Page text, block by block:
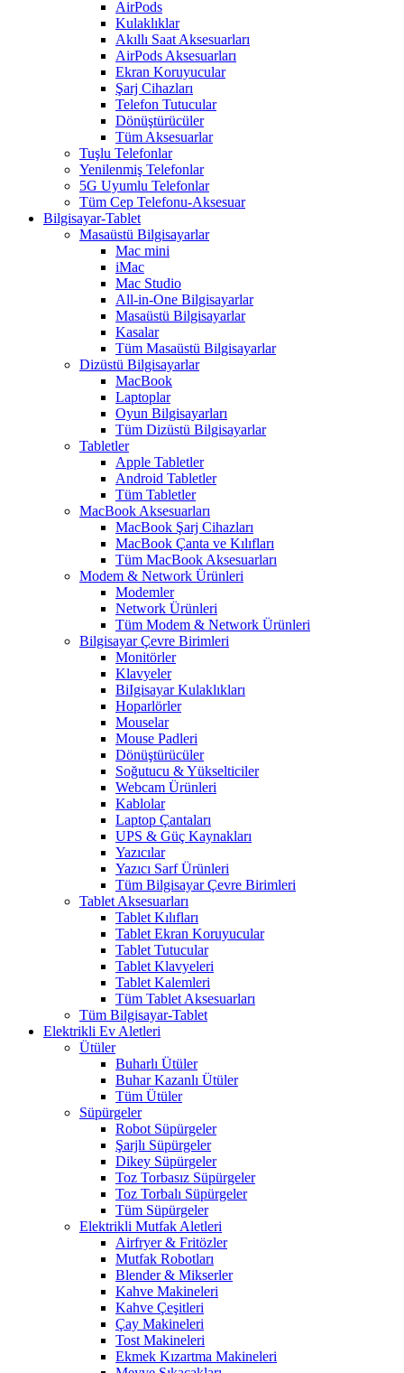
AirPods
Kulaklıklar
Akıllı Saat Aksesuarları
AirPods Aksesuarları
Ekran Koruyucular
Şarj Cihazları
Telefon Tutucular
Dönüştürücüler
Tüm Aksesuarlar
Tuşlu Telefonlar
Yenilenmiş Telefonlar
5G Uyumlu Telefonlar
Tüm Cep Telefonu-Aksesuar
Bilgisayar-Tablet
Masaüstü Bilgisayarlar
Mac mini
iMac
Mac Studio
All-in-One Bilgisayarlar
Masaüstü Bilgisayarlar
Kasalar
Tüm Masaüstü Bilgisayarlar
Dizüstü Bilgisayarlar
MacBook
Laptoplar
Oyun Bilgisayarları
Tüm Dizüstü Bilgisayarlar
Tabletler
Apple Tabletler
Android Tabletler
Tüm Tabletler
MacBook Aksesuarları
MacBook Şarj Cihazları
MacBook Çanta ve Kılıfları
Tüm MacBook Aksesuarları
Modem & Network Ürünleri
Modemler
Network Ürünleri
Tüm Modem & Network Ürünleri
Bilgisayar Çevre Birimleri
Monitörler
Klavyeler
BiIgisayar Kulaklıkları
Hoparlörler
Mouselar
Mouse Padleri
Dönüştürücüler
Soğutucu & Yükselticiler
Webcam Ürünleri
Kablolar
Laptop Çantaları
UPS & Güç Kaynakları
Yazıcılar
Yazıcı Sarf Ürünleri
Tüm Bilgisayar Çevre Birimleri
Tablet Aksesuarları
Tablet Kılıfları
Tablet Ekran Koruyucular
Tablet Tutucular
Tablet Klavyeleri
Tablet Kalemleri
Tüm Tablet Aksesuarları
Tüm Bilgisayar-Tablet
Elektrikli Ev Aletleri
Ütüler
Buharlı Ütüler
Buhar Kazanlı Ütüler
Tüm Ütüler
Süpürgeler
Robot Süpürgeler
Şarjlı Süpürgeler
Dikey Süpürgeler
Toz Torbasız Süpürgeler
Toz Torbalı Süpürgeler
Tüm Süpürgeler
Elektrikli Mutfak Aletleri
Airfryer & Fritözler
Mutfak Robotları
Blender & Mikserler
Kahve Makineleri
Kahve Çeşitleri
Çay Makineleri
Tost Makineleri
Ekmek Kızartma Makineleri